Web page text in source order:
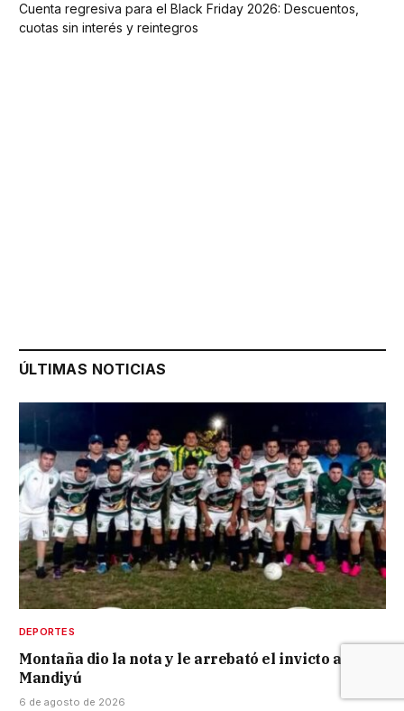
Cuenta regresiva para el Black Friday 2026: Descuentos,
cuotas sin interés y reintegros
ÚLTIMAS NOTICIAS
DEPORTES
Montaña dio la nota y le arrebató el invicto a
Mandiyú
6 de agosto de 2026